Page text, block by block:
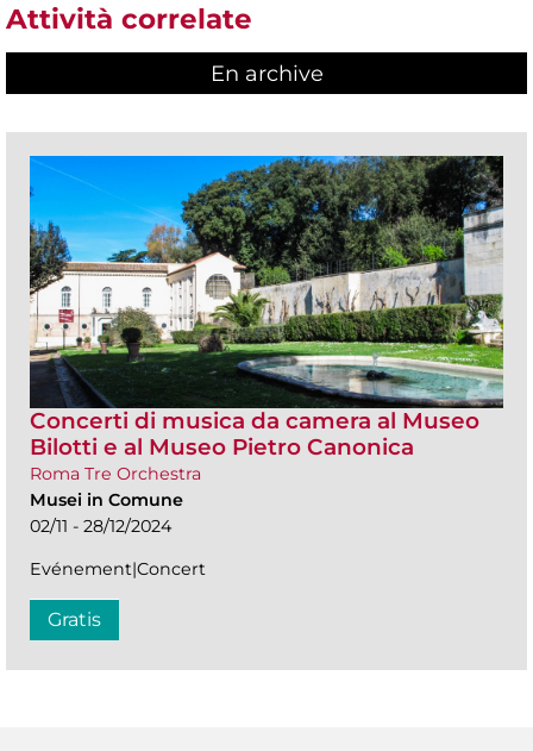
Attività correlate
En archive
Concerti di musica da camera al Museo
Bilotti e al Museo Pietro Canonica
Roma Tre Orchestra
Musei in Comune
02/11 - 28/12/2024
Evénement|Concert
Gratis